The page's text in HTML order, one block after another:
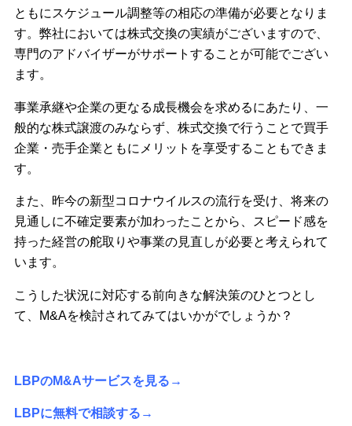
ともにスケジュール調整等の相応の準備が必要となりま
す。弊社においては株式交換の実績がございますので、
専門のアドバイザーがサポートすることが可能でござい
ます。
事業承継や企業の更なる成長機会を求めるにあたり、一
般的な株式譲渡のみならず、株式交換で行うことで買手
企業・売手企業ともにメリットを享受することもできま
す。
また、昨今の新型コロナウイルスの流行を受け、将来の
見通しに不確定要素が加わったことから、スピード感を
持った経営の舵取りや事業の見直しが必要と考えられて
います。
こうした状況に対応する前向きな解決策のひとつとし
て、M&Aを検討されてみてはいかがでしょうか？
LBPのM&Aサービスを見る→
LBPに無料で相談する→